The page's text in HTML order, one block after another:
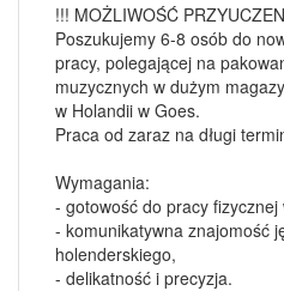
!!! MOŻLIWOŚĆ
Poszukujemy 6-8 osób do
pracy, polegającej na
muzycznych w dużym
w Holandii w Goes.
Praca od zaraz na długi
Wymagania:
- gotowość do pracy
- komunikatywna znajomość
holenderskiego,
- delikatność i precyzja.